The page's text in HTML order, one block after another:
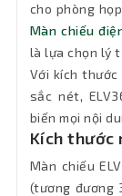
cho phòng
Màn chiếu
là lựa chọn lý
Với kích thước
sắc nét,
biến mọi nội
Kích thước
Màn chiếu
(tương đương